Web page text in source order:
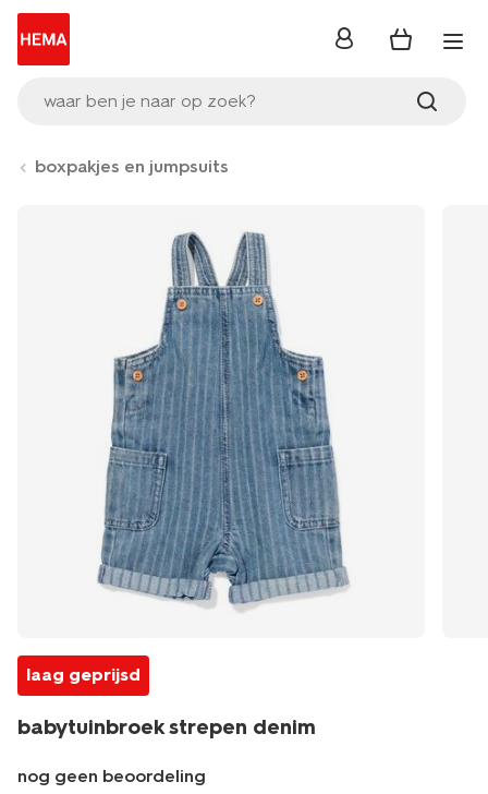
waar ben je naar op zoek?
inloggen
boxpakjes en jumpsuits
laag geprijsd
babytuinbroek strepen denim
nog geen beoordeling